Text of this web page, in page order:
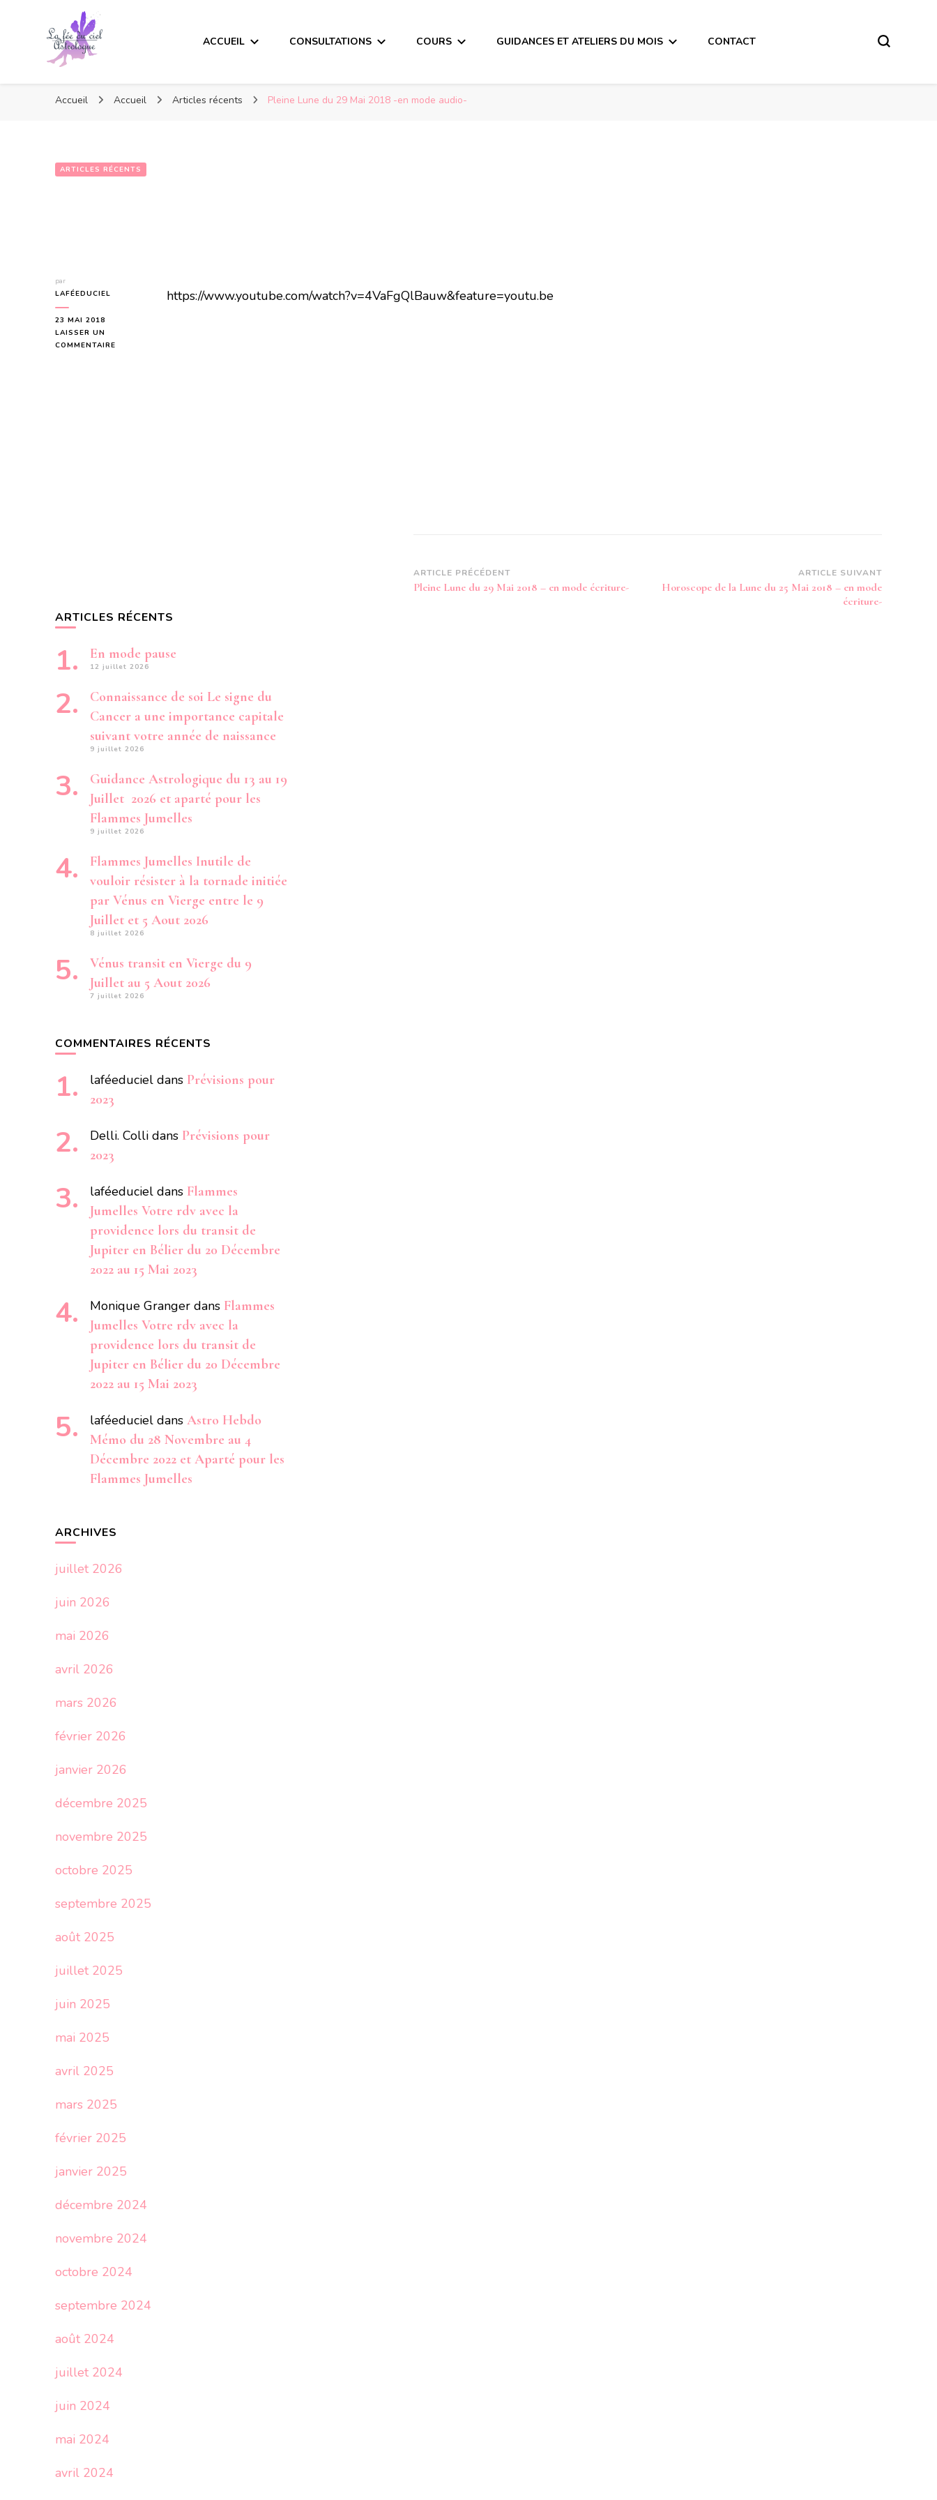
ACCUEIL CONSULTATIONS COURS GUIDANCES ET ATELIERS DU MOIS CONTACT
Accueil Accueil Articles récents Pleine Lune du 29 Mai 2018 -en mode audio-
ARTICLES RÉCENTS
par
LAFÉEDUCIEL
23 MAI 2018
LAISSER UN
COMMENTAIRE
https://www.youtube.com/watch?v=4VaFgQlBauw&feature=youtu.be
Navigation
d’article
ARTICLE PRÉCÉDENT
Pleine Lune du 29 Mai 2018 – en mode écriture-
ARTICLE SUIVANT
Horoscope de la Lune du 25 Mai 2018 – en mode
écriture-
ARTICLES RÉCENTS
En mode pause
12 juillet 2026
Connaissance de soi Le signe du
Cancer a une importance capitale
suivant votre année de naissance
9 juillet 2026
Guidance Astrologique du 13 au 19
Juillet 2026 et aparté pour les
Flammes Jumelles
9 juillet 2026
Flammes Jumelles Inutile de
vouloir résister à la tornade initiée
par Vénus en Vierge entre le 9
Juillet et 5 Aout 2026
8 juillet 2026
Vénus transit en Vierge du 9
Juillet au 5 Aout 2026
7 juillet 2026
COMMENTAIRES RÉCENTS
laféeduciel dans Prévisions pour
2023
Delli. Colli dans Prévisions pour
2023
laféeduciel dans Flammes
Jumelles Votre rdv avec la
providence lors du transit de
Jupiter en Bélier du 20 Décembre
2022 au 15 Mai 2023
Monique Granger dans Flammes
Jumelles Votre rdv avec la
providence lors du transit de
Jupiter en Bélier du 20 Décembre
2022 au 15 Mai 2023
laféeduciel dans Astro Hebdo
Mémo du 28 Novembre au 4
Décembre 2022 et Aparté pour les
Flammes Jumelles
ARCHIVES
juillet 2026
juin 2026
mai 2026
avril 2026
mars 2026
février 2026
janvier 2026
décembre 2025
novembre 2025
octobre 2025
septembre 2025
août 2025
juillet 2025
juin 2025
mai 2025
avril 2025
mars 2025
février 2025
janvier 2025
décembre 2024
novembre 2024
octobre 2024
septembre 2024
août 2024
juillet 2024
juin 2024
mai 2024
avril 2024